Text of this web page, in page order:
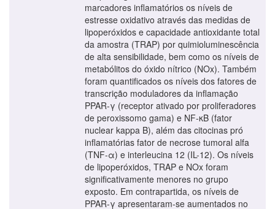
marcadores inflamatórios os níveis de
estresse oxidativo através das medidas de
lipoperóxidos e capacidade antioxidante total
da amostra (TRAP) por quimioluminescência
de alta sensibilidade, bem como os níveis de
metabólitos do óxido nítrico (NOx). Também
foram quantificados os níveis dos fatores de
transcrição moduladores da inflamação
PPAR-γ (receptor ativado por proliferadores
de peroxissomo gama) e NF-κB (fator
nuclear kappa B), além das citocinas pró
inflamatórias fator de necrose tumoral alfa
(TNF-α) e interleucina 12 (IL-12). Os níveis
de lipoperóxidos, TRAP e NOx foram
significativamente menores no grupo
exposto. Em contrapartida, os níveis de
PPAR-γ apresentaram-se aumentados no